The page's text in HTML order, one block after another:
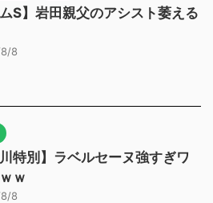
ムS】岩田親父のアシスト萎える
8
川特別】ラベルセーヌ強すぎワ
ｗ
8